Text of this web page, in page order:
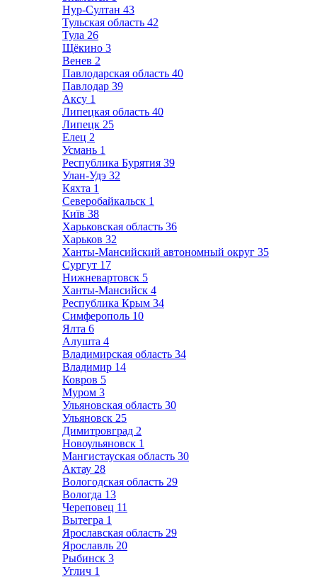
Нур-Султан 43
Тульская область 42
Тула 26
Щёкино 3
Венев 2
Павлодарская область 40
Павлодар 39
Аксу 1
Липецкая область 40
Липецк 25
Елец 2
Усмань 1
Республика Бурятия 39
Улан-Удэ 32
Кяхта 1
Северобайкальск 1
Київ 38
Харьковская область 36
Харьков 32
Ханты-Мансийский автономный округ 35
Сургут 17
Нижневартовск 5
Ханты-Мансийск 4
Республика Крым 34
Симферополь 10
Ялта 6
Алушта 4
Владимирская область 34
Владимир 14
Ковров 5
Муром 3
Ульяновская область 30
Ульяновск 25
Димитровград 2
Новоульяновск 1
Мангистауская область 30
Актау 28
Вологодская область 29
Вологда 13
Череповец 11
Вытегра 1
Ярославская область 29
Ярославль 20
Рыбинск 3
Углич 1